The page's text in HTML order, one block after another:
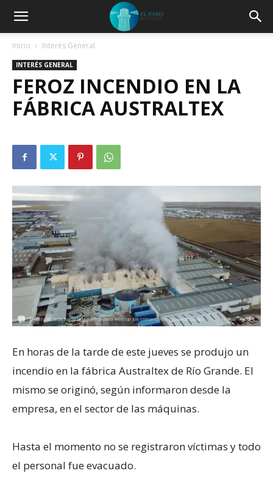
Inicio Interés General
INTERÉS GENERAL
FEROZ INCENDIO EN LA
FÁBRICA AUSTRALTEX
En horas de la tarde de este jueves se produjo un
incendio en la fábrica Australtex de Río Grande. El
mismo se originó, según informaron desde la
empresa, en el sector de las máquinas.
Hasta el momento no se registraron víctimas y todo
el personal fue evacuado.